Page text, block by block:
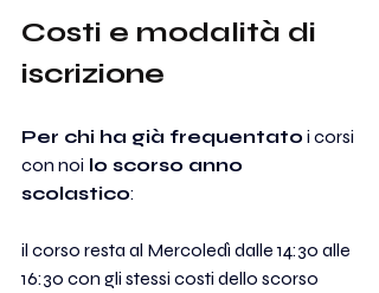
Costi e modalità di
iscrizione
Per chi ha già frequentato i corsi
con noi lo scorso anno
scolastico:
il corso resta al Mercoledì dalle 14:30 alle
16:30 con gli stessi costi dello scorso